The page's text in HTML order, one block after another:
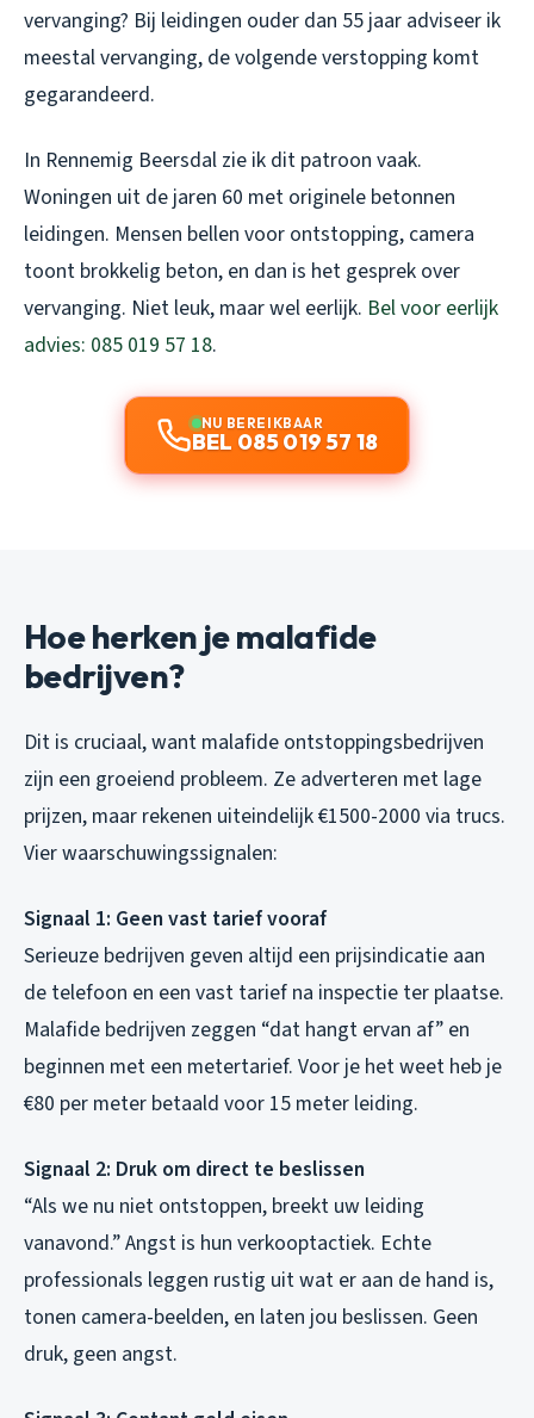
vervanging? Bij leidingen ouder dan 55 jaar adviseer ik
meestal vervanging, de volgende verstopping komt
gegarandeerd.
In Rennemig Beersdal zie ik dit patroon vaak.
Woningen uit de jaren 60 met originele betonnen
leidingen. Mensen bellen voor ontstopping, camera
toont brokkelig beton, en dan is het gesprek over
vervanging. Niet leuk, maar wel eerlijk. Bel voor eerlijk
advies: 085 019 57 18.
NU BEREIKBAAR
BEL 085 019 57 18
Hoe herken je malafide
bedrijven?
Dit is cruciaal, want malafide ontstoppingsbedrijven
zijn een groeiend probleem. Ze adverteren met lage
prijzen, maar rekenen uiteindelijk €1500-2000 via trucs.
Vier waarschuwingssignalen:
Signaal 1: Geen vast tarief vooraf
Serieuze bedrijven geven altijd een prijsindicatie aan
de telefoon en een vast tarief na inspectie ter plaatse.
Malafide bedrijven zeggen “dat hangt ervan af” en
beginnen met een metertarief. Voor je het weet heb je
€80 per meter betaald voor 15 meter leiding.
Signaal 2: Druk om direct te beslissen
“Als we nu niet ontstoppen, breekt uw leiding
vanavond.” Angst is hun verkooptactiek. Echte
professionals leggen rustig uit wat er aan de hand is,
tonen camera-beelden, en laten jou beslissen. Geen
druk, geen angst.